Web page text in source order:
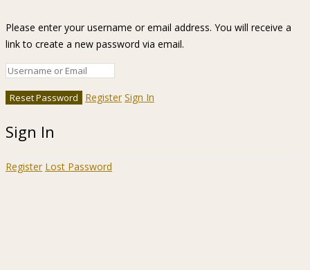
Please enter your username or email address. You will receive a
link to create a new password via email.
Register Sign In
Sign In
Register Lost Password